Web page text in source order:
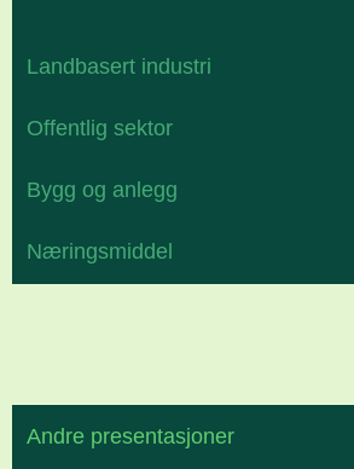
Landbasert industri
Offentlig sektor
Bygg og anlegg
Næringsmiddel
Andre presentasjoner